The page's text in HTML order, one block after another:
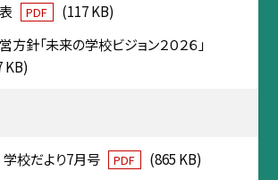
PDF
(117 KB)
針「未来の学校ビジョン２０２６」
KB)
校だより7月号 PDF
(865 KB)